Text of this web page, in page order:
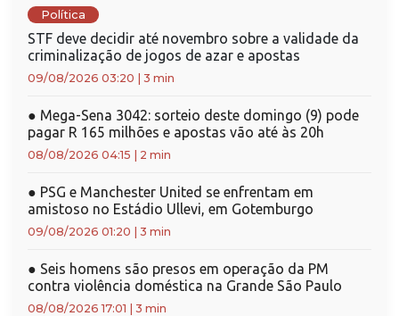
Política
STF deve decidir até novembro sobre a validade da
criminalização de jogos de azar e apostas
09/08/2026 03:20 3 min
● Mega-Sena 3042: sorteio deste domingo (9) pode
pagar R 165 milhões e apostas vão até às 20h
08/08/2026 04:15 2 min
● PSG e Manchester United se enfrentam em
amistoso no Estádio Ullevi, em Gotemburgo
09/08/2026 01:20 3 min
● Seis homens são presos em operação da PM
contra violência doméstica na Grande São Paulo
08/08/2026 17:01 3 min